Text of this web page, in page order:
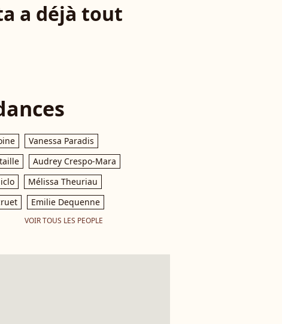
a déjà tout
Vanessa Paradis
Audrey Crespo-Mara
Mélissa Theuriau
Emilie Dequenne
VOIR TOUS LES PEOPLE